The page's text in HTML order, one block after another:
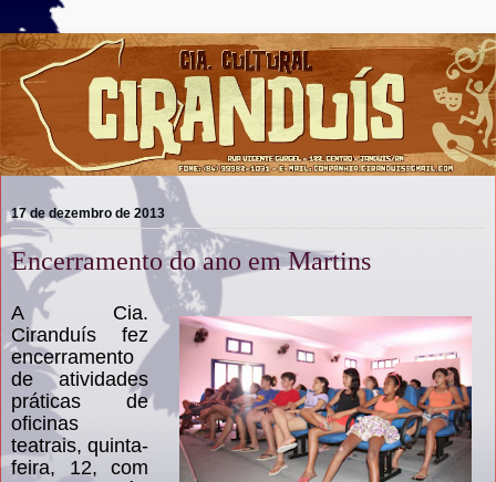
17 de dezembro de 2013
Encerramento do ano em Martins
A Cia.
Ciranduís fez
encerramento
de atividades
práticas de
oficinas
teatrais, quinta-
feira, 12, com